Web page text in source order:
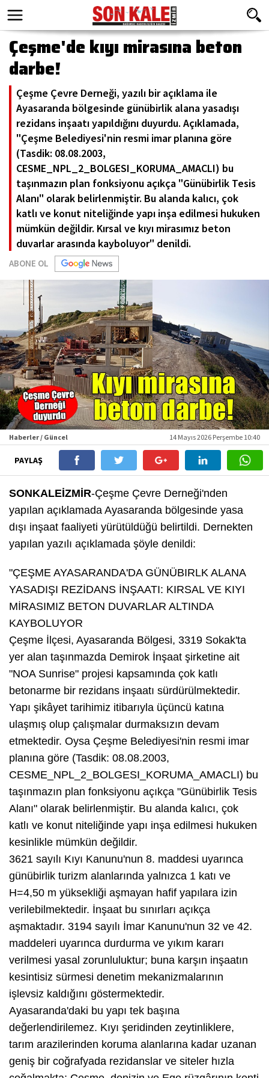
Çeşme'de kıyı mirasına beton
darbe!
Çeşme Çevre Derneği, yazılı bir açıklama ile
Ayasaranda bölgesinde günübirlik alana yasadışı
rezidans inşaatı yapıldığını duyurdu. Açıklamada,
"Çeşme Belediyesi'nin resmi imar planına göre
(Tasdik: 08.08.2003,
CESME_NPL_2_BOLGESI_KORUMA_AMACLI) bu
taşınmazın plan fonksiyonu açıkça "Günübirlik Tesis
Alanı" olarak belirlenmiştir. Bu alanda kalıcı, çok
katlı ve konut niteliğinde yapı inşa edilmesi hukuken
mümkün değildir. Kırsal ve kıyı mirasımız beton
duvarlar arasında kayboluyor" denildi.
ABONE OL
Haberler / Güncel 14 Mayıs 2026 Perşembe 10:40
PAYLAŞ
SONKALEİZMİR-Çeşme Çevre Derneği'nden
yapılan açıklamada Ayasaranda bölgesinde yasa
dışı inşaat faaliyeti yürütüldüğü belirtildi. Dernekten
yapılan yazılı açıklamada şöyle denildi:
"ÇEŞME AYASARANDA'DA GÜNÜBIRLK ALANA
YASADIŞI REZİDANS İNŞAATI: KIRSAL VE KIYI
MİRASIMIZ BETON DUVARLAR ALTINDA
KAYBOLUYOR
Çeşme İlçesi, Ayasaranda Bölgesi, 3319 Sokak'ta
yer alan taşınmazda Demirok İnşaat şirketine ait
"NOA Sunrise" projesi kapsamında çok katlı
betonarme bir rezidans inşaatı sürdürülmektedir.
Yapı şikâyet tarihimiz itibarıyla üçüncü katına
ulaşmış olup çalışmalar durmaksızın devam
etmektedir. Oysa Çeşme Belediyesi'nin resmi imar
planına göre (Tasdik: 08.08.2003,
CESME_NPL_2_BOLGESI_KORUMA_AMACLI) bu
taşınmazın plan fonksiyonu açıkça "Günübirlik Tesis
Alanı" olarak belirlenmiştir. Bu alanda kalıcı, çok
katlı ve konut niteliğinde yapı inşa edilmesi hukuken
kesinlikle mümkün değildir.
3621 sayılı Kıyı Kanunu'nun 8. maddesi uyarınca
günübirlik turizm alanlarında yalnızca 1 katı ve
H=4,50 m yüksekliği aşmayan hafif yapılara izin
verilebilmektedir. İnşaat bu sınırları açıkça
aşmaktadır. 3194 sayılı İmar Kanunu'nun 32 ve 42.
maddeleri uyarınca durdurma ve yıkım kararı
verilmesi yasal zorunluluktur; buna karşın inşaatın
kesintisiz sürmesi denetim mekanizmalarının
işlevsiz kaldığını göstermektedir.
Ayasaranda'daki bu yapı tek başına
değerlendirilemez. Kıyı şeridinden zeytinliklere,
tarım arazilerinden koruma alanlarına kadar uzanan
geniş bir coğrafyada rezidanslar ve siteler hızla